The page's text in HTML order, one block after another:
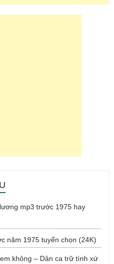
mp3 trước 1975 hay
năm 1975 tuyển chọn (24K)
không – Dân ca trữ tình xứ